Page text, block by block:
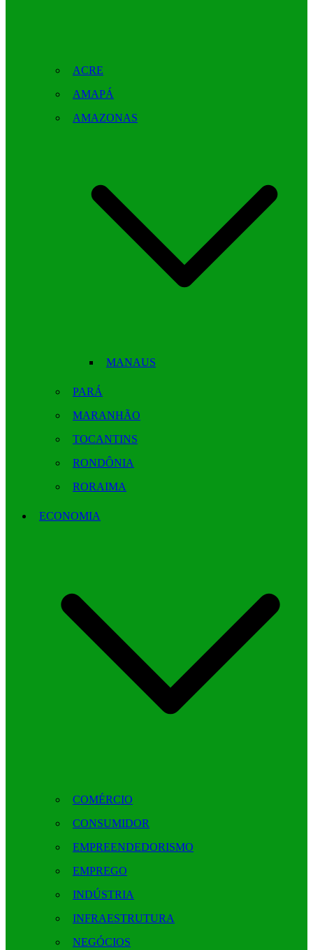
ACRE
AMAPÁ
AMAZONAS
MANAUS
PARÁ
MARANHÃO
TOCANTINS
RONDÔNIA
RORAIMA
ECONOMIA
COMÉRCIO
CONSUMIDOR
EMPREENDEDORISMO
EMPREGO
INDÚSTRIA
INFRAESTRUTURA
NEGÓCIOS